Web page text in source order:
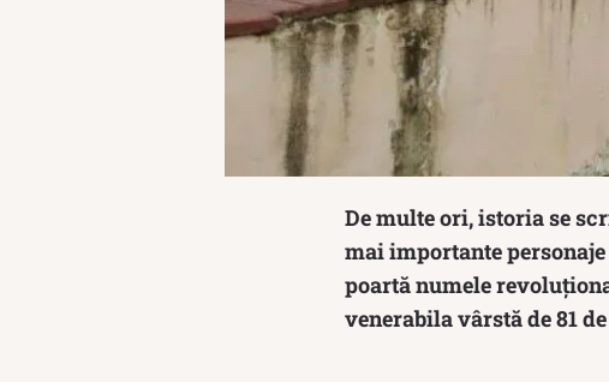
De multe ori, istoria se
mai importante
poartă numele
venerabila vârstă de 81